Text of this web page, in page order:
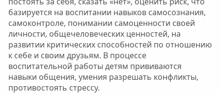
базируется на воспитании навыков самосознания,
самоконтроле, понимании самоценности своей
личности, общечеловеческих ценностей, на
развитии критических способностей по отношению
к себе и своим друзьям. В процессе
воспитательной работы детям прививаются
навыки общения, умения разрешать конфликты,
противостоять стрессу.